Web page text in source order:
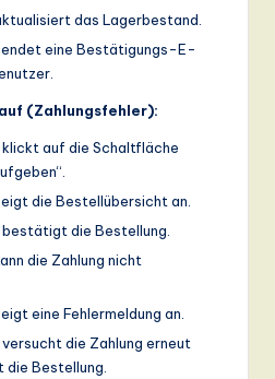
das Lagerbestand.
eine Bestätigungs-E-
(Zahlungsfehler):
auf die Schaltfläche
die Bestellübersicht an.
die Bestellung.
die Zahlung nicht
eine Fehlermeldung an.
die Zahlung erneut
Bestellung.